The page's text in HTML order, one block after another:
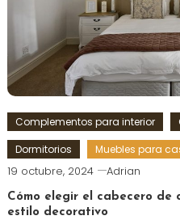
Complementos para interior
Dormitorios
Muebles para
19 octubre, 2024 Adrian
Cómo elegir el cabecero de
estilo decorativo